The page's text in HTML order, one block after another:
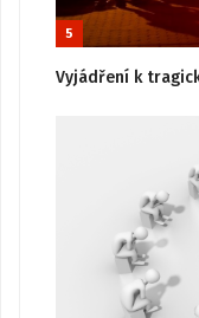
5
Vyjádření k